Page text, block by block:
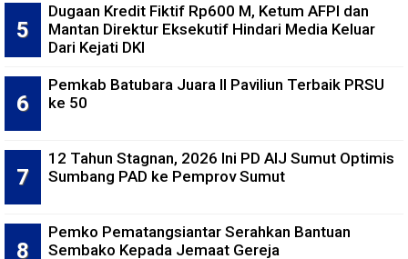
Dugaan Kredit Fiktif Rp600 M, Ketum AFPI dan
Mantan Direktur Eksekutif Hindari Media Keluar
Dari Kejati DKI
Pemkab Batubara Juara II Paviliun Terbaik PRSU
ke 50
12 Tahun Stagnan, 2026 Ini PD AIJ Sumut Optimis
Sumbang PAD ke Pemprov Sumut
Pemko Pematangsiantar Serahkan Bantuan
Sembako Kepada Jemaat Gereja